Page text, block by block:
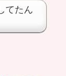
てたん